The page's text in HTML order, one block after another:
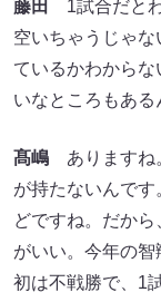
藤田
1試合だと
空いちゃうじゃ
ているかわから
いなところもある
髙嶋 ありますね
が持たないんで
どですね。だか
がいい。今年の
初は不戦勝で、1